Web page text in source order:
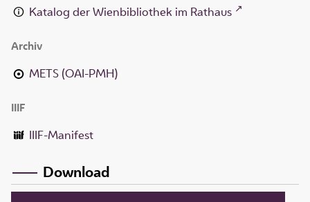
Katalog der Wienbibliothek im Rathaus
Archiv
METS (OAI-PMH)
IIIF
IIIF-Manifest
Download